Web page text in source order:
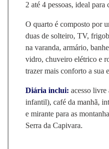
2 até 4 pessoas, ideal para
O quarto é composto por
duas de solteiro, TV,
na varanda, armário,
vidro, chuveiro elétrico e
trazer mais conforto a sua
Diária inclui: acesso livre
infantil), café da manhã,
e mirante para as
Serra da Capivara.